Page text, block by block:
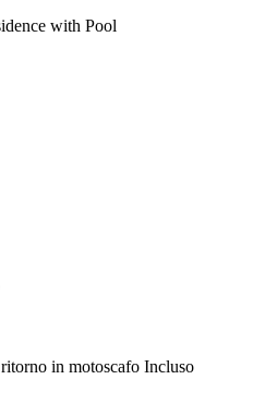
with Pool
in motoscafo Incluso